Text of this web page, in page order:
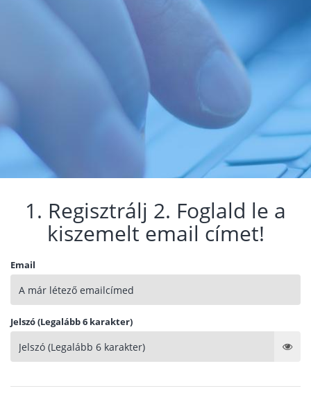
1. Regisztrálj 2. Foglald le a
kiszemelt email címet!
Email
Jelszó (Legalább 6 karakter)